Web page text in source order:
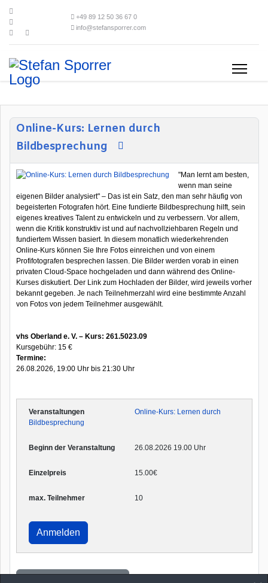
+49 89 12 50 36 67 0
info@stefansporrer.com
Online-Kurs: Lernen durch
Bildbesprechung
"Man lernt am besten,
wenn man seine
eigenen Bilder analysiert" – Das ist ein Satz, den man sehr häufig von
begeisterten Fotografen hört. Eine fundierte Bildbesprechung hilft, sein
eigenes kreatives Talent zu entwickeln und zu verbessern. Vor allem,
wenn die Kritik konstruktiv ist und auf nachvollziehbaren Regeln und
fundiertem Wissen basiert. In diesem monatlich wiederkehrenden
Online-Kurs können Sie Ihre Fotos einreichen und von einem
Profifotografen besprechen lassen. Die Bilder werden vorab in einen
privaten Cloud-Space hochgeladen und dann während des Online-
Kurses diskutiert. Der Link zum Hochladen der Bilder, wird jeweils vorher
bekannt gegeben. Je nach Teilnehmerzahl wird eine bestimmte Anzahl
von Fotos von jedem Teilnehmer ausgewählt.
vhs Oberland e. V. – Kurs: 261.5023.09
Kursgebühr: 15 €
Termine:
26.08.2026, 19:00 Uhr bis 21:30 Uhr
Online-Kurs: Lernen durch
Bildbesprechung
26.08.2026 19.00 Uhr
15.00€
10
Anmelden